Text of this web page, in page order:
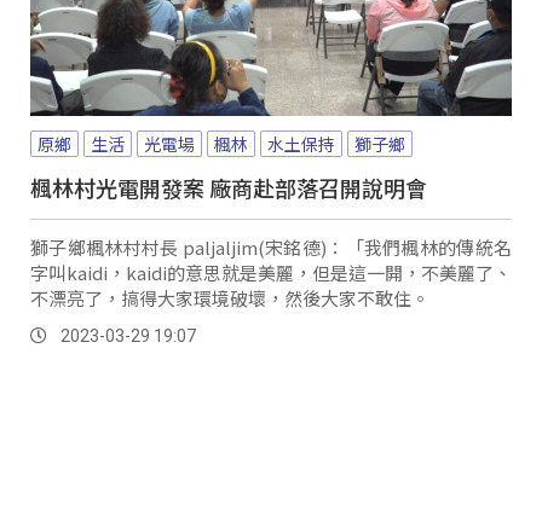
原鄉 生活 光電場 楓林 水土保持 獅子鄉
楓林村光電開發案 廠商赴部落召開說明會
獅子鄉楓林村村長 paljaljim(宋銘德)：「我們楓林的傳統名
字叫kaidi，kaidi的意思就是美麗，但是這一開，不美麗了、
不漂亮了，搞得大家環境破壞，然後大家不敢住。
2023-03-29 19:07